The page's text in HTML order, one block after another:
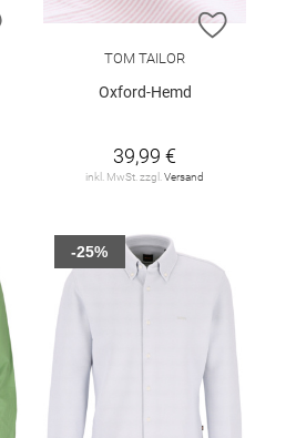
ZUR WUNSCHLISTE HINZUFÜGEN
ZUR
TOM TAILOR
Oxford-Hemd
39,99 €
inkl. MwSt. zzgl. Versand
-25%